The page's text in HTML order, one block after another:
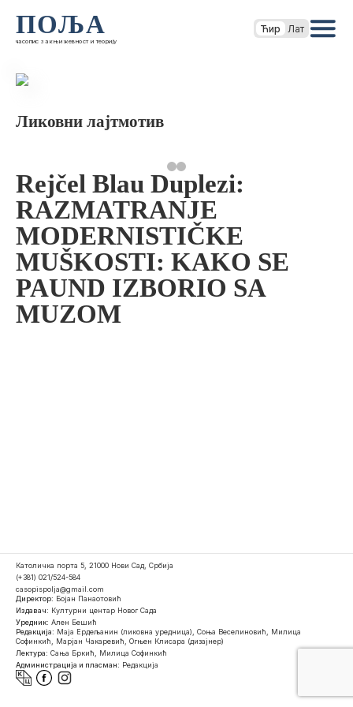
ПОЉА
часопис за књижевност и теорију
Ћир Лат
Ликовни лајтмотив
Rejčel Blau Duplezi:
RAZMATRANJE
MODERNISTIČKE
MUŠKOSTI: KAKO SE
PAUND IZBORIO SA
MUZOM
Католичка порта 5, 21000 Нови Сад, Србија
(+381) 021/524-584
casopispolja@gmail.com
Директор: Бојан Панаотовић
Издавач: Културни центар Новог Сада
Уредник: Ален Бешић
Редакција: Маја Ердељанин (ликовна уредница), Соња Веселиновић, Милица
Софинкић, Марјан Чакаревић, Огњен Клисара (дизајнер)
Лектура: Сања Бркић, Милица Софинкић
Администрација и пласман: Редакција